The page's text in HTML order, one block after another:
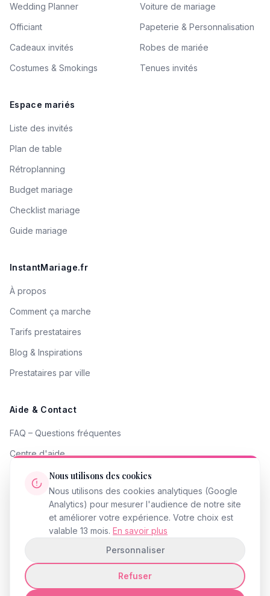
Wedding Planner
Voiture de mariage
Officiant
Papeterie & Personnalisation
Cadeaux invités
Robes de mariée
Costumes & Smokings
Tenues invités
Espace mariés
Liste des invités
Plan de table
Rétroplanning
Budget mariage
Checklist mariage
Guide mariage
InstantMariage.fr
À propos
Comment ça marche
Tarifs prestataires
Blog & Inspirations
Prestataires par ville
Aide & Contact
FAQ – Questions fréquentes
Centre d'aide
Contacter le support
Signaler un problème
Devenir partenaire
© 2026 InstantMariage.fr · Tous droits réservés
Mentions légalesPolitique de confidentialitéCGUAccessibilité
Nous utilisons des cookies
Nous utilisons des cookies analytiques (Google
Analytics) pour mesurer l'audience de notre site
et améliorer votre expérience. Votre choix est
valable 13 mois. En savoir plus
Personnaliser
Refuser